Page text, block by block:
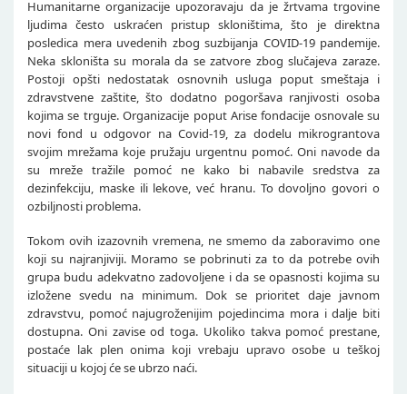
Humanitarne organizacije upozoravaju da je žrtvama trgovine
ljudima često uskraćen pristup skloništima, što je direktna
posledica mera uvedenih zbog suzbijanja COVID-19 pandemije.
Neka skloništa su morala da se zatvore zbog slučajeva zaraze.
Postoji opšti nedostatak osnovnih usluga poput smeštaja i
zdravstvene zaštite, što dodatno pogoršava ranjivosti osoba
kojima se trguje. Organizacije poput Arise fondacije osnovale su
novi fond u odgovor na Covid-19, za dodelu mikrograntova
svojim mrežama koje pružaju urgentnu pomoć. Oni navode da
su mreže tražile pomoć ne kako bi nabavile sredstva za
dezinfekciju, maske ili lekove, već hranu. To dovoljno govori o
ozbiljnosti problema.
Tokom ovih izazovnih vremena, ne smemo da zaboravimo one
koji su najranjiviji. Moramo se pobrinuti za to da potrebe ovih
grupa budu adekvatno zadovoljene i da se opasnosti kojima su
izložene svedu na minimum. Dok se prioritet daje javnom
zdravstvu, pomoć najugroženijim pojedincima mora i dalje biti
dostupna. Oni zavise od toga. Ukoliko takva pomoć prestane,
postaće lak plen onima koji vrebaju upravo osobe u teškoj
situaciji u kojoj će se ubrzo naći.